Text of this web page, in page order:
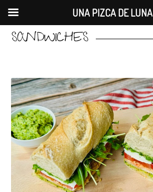
contenido
SANDWICHES
UNA PIZCA DE LUNA